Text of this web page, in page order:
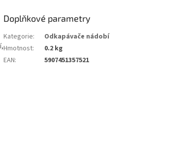
Doplňkové parametry
Kategorie:
Odkapávače nádobí
Hmotnost:
0.2 kg
EAN: 5907451357521